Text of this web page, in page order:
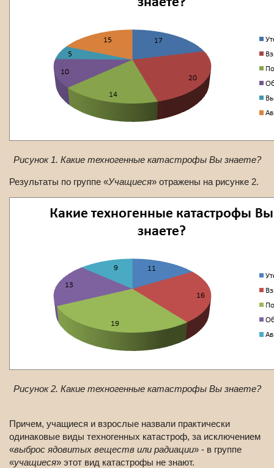
Рисунок 1. Какие техногенные катастрофы Вы знаете?
Результаты по группе «Учащиеся» отражены на рисунке 2.
Рисунок 2. Какие техногенные катастрофы Вы знаете?
Причем, учащиеся и взрослые назвали практически
одинаковые виды техногенных катастроф, за исключением
«выброс ядовитых веществ или радиации» - в группе
«учащиеся» этот вид катастрофы не знают.